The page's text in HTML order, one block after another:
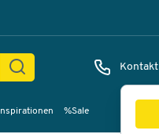
Kontakt
Inspirationen %Sale
Videos 360°-Ansicht